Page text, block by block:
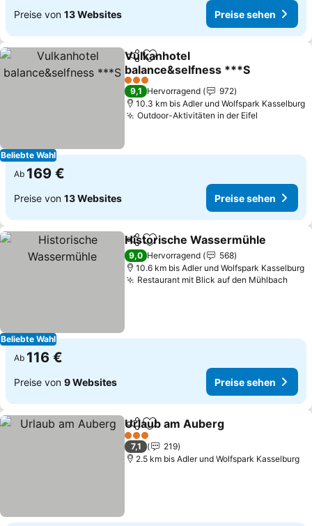
Preise von 13 Websites Preise sehen
Beliebte Wahl
TeilenZu Favoriten hinzufügen
Vulkanhotel
balance&selfness ***S
Preise sehen
3 Sterne
9,1 Hervorragend
972
10.3 km bis Adler und Wolfspark Kasselburg
Outdoor-Aktivitäten in der Eifel
Ab 169 €
Preise von 13 Websites Preise sehen
Beliebte Wahl
TeilenZu Favoriten hinzufügen
Historische Wassermühle
9,0 Hervorragend
568
10.6 km bis Adler und Wolfspark Kasselburg
Restaurant mit Blick auf den Mühlbach
Ab 116 €
Preise von 9 Websites Preise sehen
TeilenZu Favoriten hinzufügen
Urlaub am Auberg
3 Sterne
7,1
219
2.5 km bis Adler und Wolfspark Kasselburg